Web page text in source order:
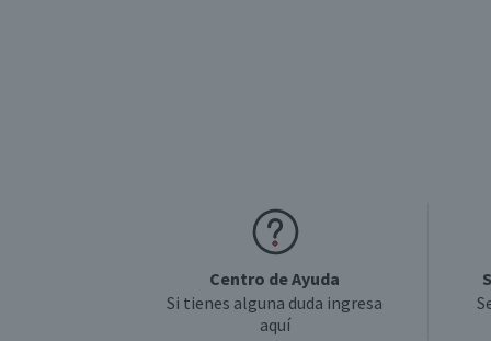
Centro de Ayuda
Si tienes alguna duda ingresa
aquí